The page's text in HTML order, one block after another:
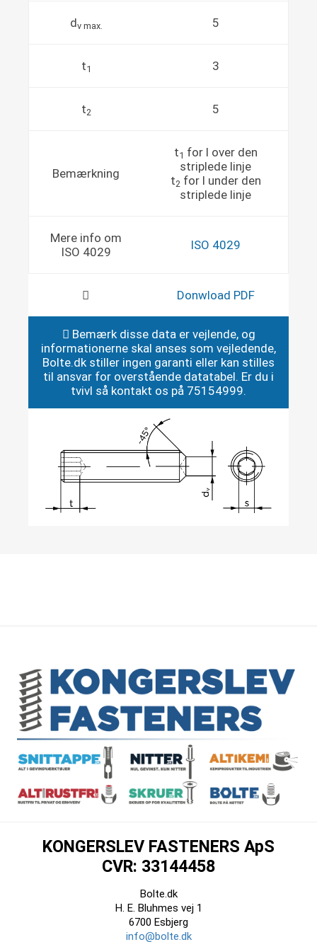
dv max. 5
t1 3
t2 5
Bemærkning
t1 for l over den
striplede linje
t2 for l under den
striplede linje
Mere info om
ISO 4029
ISO 4029
Donwload PDF
Bemærk disse data er vejlende, og
informationerne skal anses som vejledende,
Bolte.dk stiller ingen garanti eller kan stilles
til ansvar for overstående datatabel. Er du i
tvivl så kontakt os på 75154999.
KONGERSLEV FASTENERS ApS
CVR: 33144458
Bolte.dk
H. E. Bluhmes vej 1
6700 Esbjerg
info@bolte.dk